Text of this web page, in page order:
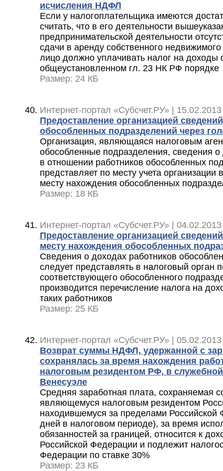
исчисления НДФЛ
Если у налогоплательщика имеются
считать, что в его деятельности
предпринимательской деятельности
сдачи в аренду собственного
лицо должно уплачивать налог на доходы
общеустановленном гл. 23 НК РФ порядке
Размер: 24 КБ
Интернет-портал «Субсчет.РУ» |
Предоставление организацией
обособленных подразделений через
Организация, являющаяся налоговым
обособленные подразделения, сведения
в отношении работников обособленных
представляет по месту учета организации
месту нахождения обособленных
Размер: 18 КБ
Интернет-портал «Субсчет.РУ» |
Предоставление организацией
месту нахождения обособленных
Сведения о доходах работников
следует представлять в налоговый орган
соответствующего обособленного
производится перечисление налога на
таких работников
Размер: 25 КБ
Интернет-портал «Субсчет.РУ» |
Возврат суммы НДФЛ, удержанной с
сохранялась за время нахождения
налоговым резидентом РФ, в
Венесуэле
Средняя заработная плата, сохраняемая
являющемуся налоговым резидентом
находившемуся за пределами Российской
дней в налоговом периоде), за время
обязанностей за границей, относится к
Российской Федерации и подлежит
Федерации по ставке 30%
Размер: 23 КБ